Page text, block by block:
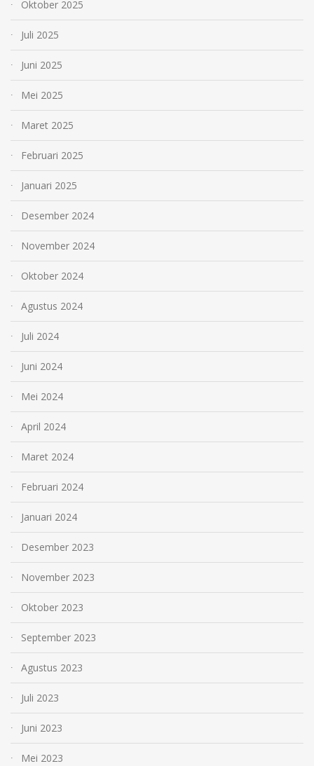
Oktober 2025
Juli 2025
Juni 2025
Mei 2025
Maret 2025
Februari 2025
Januari 2025
Desember 2024
November 2024
Oktober 2024
Agustus 2024
Juli 2024
Juni 2024
Mei 2024
April 2024
Maret 2024
Februari 2024
Januari 2024
Desember 2023
November 2023
Oktober 2023
September 2023
Agustus 2023
Juli 2023
Juni 2023
Mei 2023